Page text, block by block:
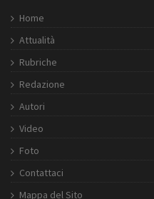
Home
Attualità
Rubriche
Redazione
Autori
Video
Foto
Contattaci
Mappa del Sito